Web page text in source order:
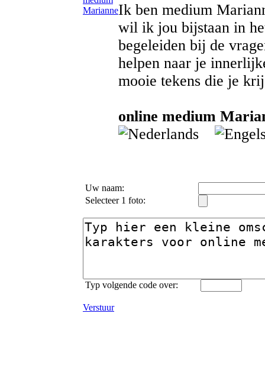
Ik ben medium
wil ik jou bijstaan in
begeleiden bij de
helpen naar je
mooie tekens die je
online medium
Uw naam:
Selecteer 1 foto:
Typ volgende code over:
Verstuur